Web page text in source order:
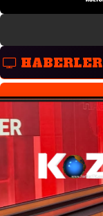
HABERLER